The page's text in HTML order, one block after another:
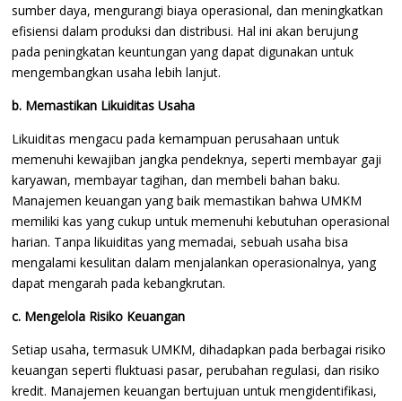
sumber daya, mengurangi biaya operasional, dan meningkatkan
efisiensi dalam produksi dan distribusi. Hal ini akan berujung
pada peningkatan keuntungan yang dapat digunakan untuk
mengembangkan usaha lebih lanjut.
b. Memastikan Likuiditas Usaha
Likuiditas mengacu pada kemampuan perusahaan untuk
memenuhi kewajiban jangka pendeknya, seperti membayar gaji
karyawan, membayar tagihan, dan membeli bahan baku.
Manajemen keuangan yang baik memastikan bahwa UMKM
memiliki kas yang cukup untuk memenuhi kebutuhan operasional
harian. Tanpa likuiditas yang memadai, sebuah usaha bisa
mengalami kesulitan dalam menjalankan operasionalnya, yang
dapat mengarah pada kebangkrutan.
c. Mengelola Risiko Keuangan
Setiap usaha, termasuk UMKM, dihadapkan pada berbagai risiko
keuangan seperti fluktuasi pasar, perubahan regulasi, dan risiko
kredit. Manajemen keuangan bertujuan untuk mengidentifikasi,